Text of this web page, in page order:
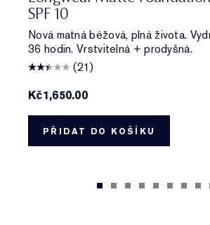
SPF 10
Nová matná béžová, plná života.
36 hodin. Vrstvitelná + prodyšná.
(21)
Kč1,650.00
PŘIDAT DO KOŠÍKU